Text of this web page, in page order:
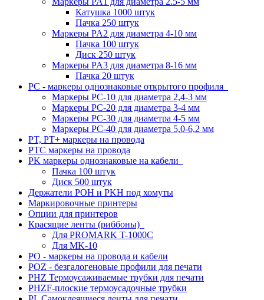
Катушка 1000 штук
Пачка 250 штук
Маркеры PA2 для диаметра 4-10 мм
Пачка 100 штук
Диск 250 штук
Маркеры PA3 для диаметра 8-16 мм
Пачка 20 штук
PC - маркеры однознаковые открытого профиля
Маркеры PC-10 для диаметра 2,4-3 мм
Маркеры PC-20 для диаметра 3-4 мм
Маркеры PC-30 для диаметра 4-5 мм
Маркеры PC-40 для диаметра 5,0-6,2 мм
PT, PT+ маркеры на провода
PTC маркеры на провода
PK маркеры однознаковые на кабели
Пачка 100 штук
Диск 500 штук
Держатели POH и PKH под хомуты
Маркировочные принтеры
Опции для принтеров
Красящие ленты (риббоны)
Для PROMARK T-1000C
Для MK-10
PO - маркеры на провода и кабели
POZ - безгалогеновые профили для печати
PHZ Термоусаживаемые трубки для печати
PHZF-плоские термоусадочные трубки